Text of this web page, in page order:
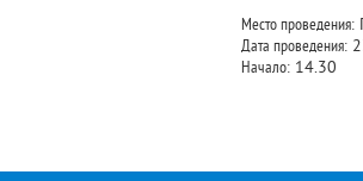
Место проведения:
Дата проведения:
Начало: 14.30